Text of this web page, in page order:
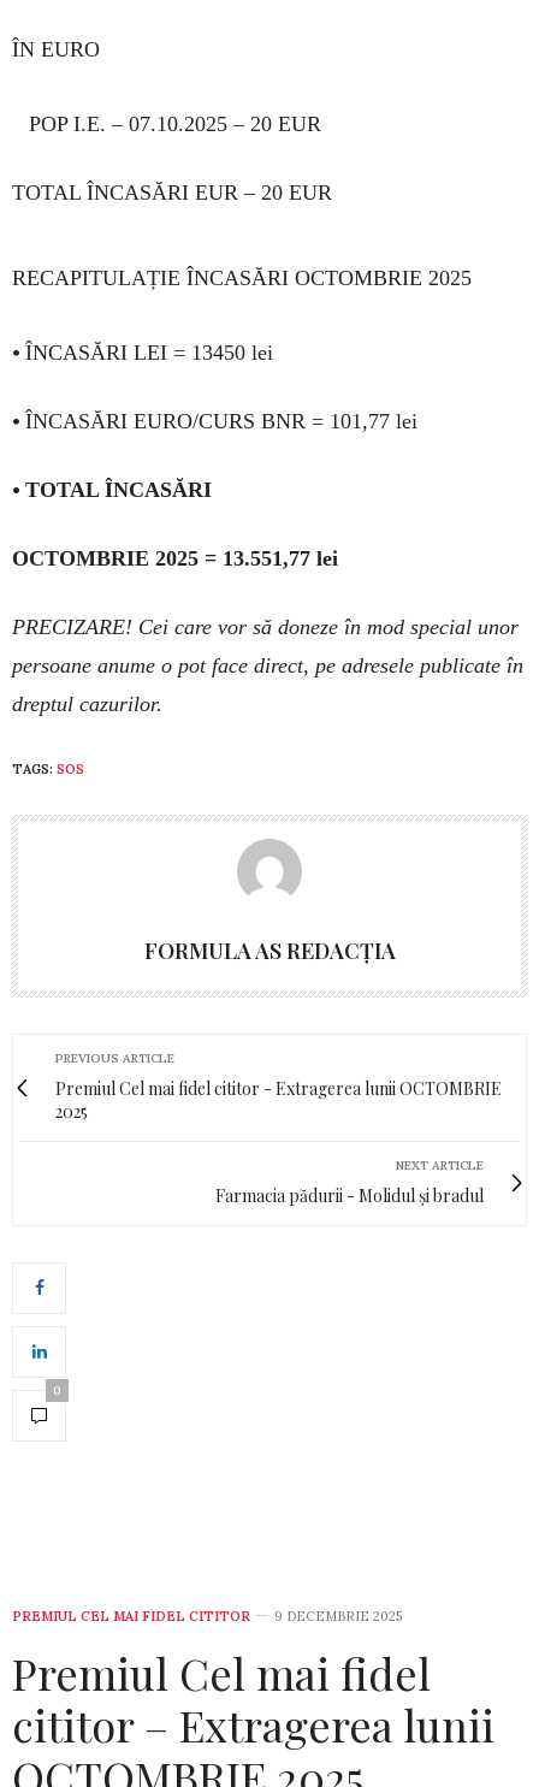
ÎN EURO
POP I.E. – 07.10.2025 – 20 EUR
TOTAL ÎNCASĂRI EUR – 20 EUR
RECAPITULAȚIE ÎNCASĂRI OCTOMBRIE 2025
• ÎNCASĂRI LEI = 13450 lei
• ÎNCASĂRI EURO/CURS BNR = 101,77 lei
• TOTAL ÎNCASĂRI
OCTOMBRIE 2025 = 13.551,77 lei
PRECIZARE! Cei care vor să doneze în mod spe­cial unor
per­soa­ne anume o pot face di­rect, pe adresele pu­blicate în
dreptul cazu­rilor.
TAGS: SOS
FORMULA AS REDACȚIA
PREVIOUS ARTICLE
Premiul Cel mai fidel cititor - Extragerea lunii OCTOMBRIE
2025
NEXT ARTICLE
Farmacia pădurii - Molidul și bradul
0
PREMIUL CEL MAI FIDEL CITITOR 9 DECEMBRIE 2025
Premiul Cel mai fidel
cititor – Extragerea lunii